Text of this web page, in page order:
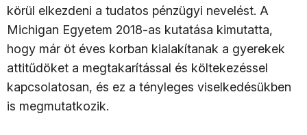
körül elkezdeni a tudatos pénzügyi nevelést. A
Michigan Egyetem 2018-as kutatása kimutatta,
hogy már öt éves korban kialakítanak a gyerekek
attitűdöket a megtakarítással és költekezéssel
kapcsolatosan, és ez a tényleges viselkedésükben
is megmutatkozik.